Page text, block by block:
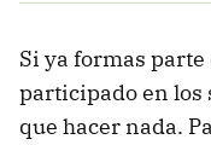
Si ya formas parte
participado en los
que hacer nada.